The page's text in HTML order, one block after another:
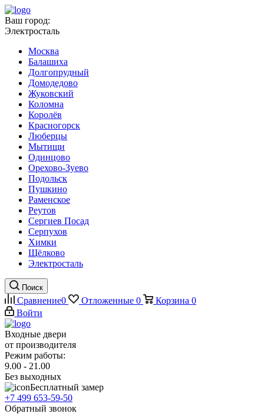
Ваш город:
Электросталь
Москва
Балашиха
Долгопрудный
Домодедово
Жуковский
Коломна
Королёв
Красногорск
Люберцы
Мытищи
Одинцово
Орехово-Зуево
Подольск
Пушкино
Раменское
Реутов
Сергиев Посад
Серпухов
Химки
Щёлково
Электросталь
Поиск
Сравнение0 Отложенные 0 Корзина 0
Войти
Входные двери
от производителя
Режим работы:
9.00 - 21.00
Без выходных
Бесплатный замер
+7 499 653-59-50
Обратный звонок